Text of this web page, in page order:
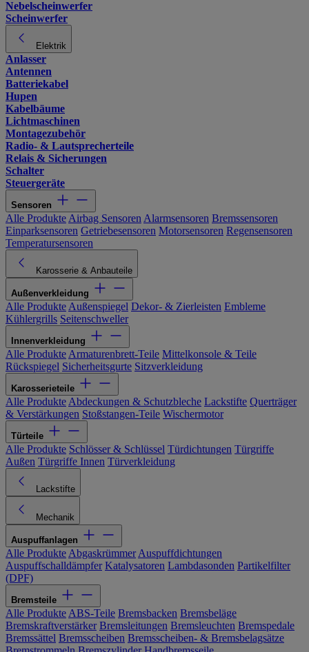
Nebelscheinwerfer
Scheinwerfer
Elektrik
Anlasser
Antennen
Batteriekabel
Hupen
Kabelbäume
Lichtmaschinen
Montagezubehör
Radio- & Lautsprecherteile
Relais & Sicherungen
Schalter
Steuergeräte
Sensoren
Alle Produkte Airbag Sensoren Alarmsensoren Bremssensoren
Einparksensoren Getriebesensoren Motorsensoren Regensensoren
Temperatursensoren
Karosserie & Anbauteile
Außenverkleidung
Alle Produkte Außenspiegel Dekor- & Zierleisten Embleme
Kühlergrills Seitenschweller
Innenverkleidung
Alle Produkte Armaturenbrett-Teile Mittelkonsole & Teile
Rückspiegel Sicherheitsgurte Sitzverkleidung
Karosserieteile
Alle Produkte Abdeckungen & Schutzbleche Lackstifte Querträger
& Verstärkungen Stoßstangen-Teile Wischermotor
Türteile
Alle Produkte Schlösser & Schlüssel Türdichtungen Türgriffe
Außen Türgriffe Innen Türverkleidung
Lackstifte
Mechanik
Auspuffanlagen
Alle Produkte Abgaskrümmer Auspuffdichtungen
Auspuffschalldämpfer Katalysatoren Lambdasonden Partikelfilter
(DPF)
Bremsteile
Alle Produkte ABS-Teile Bremsbacken Bremsbeläge
Bremskraftverstärker Bremsleitungen Bremsleuchten Bremspedale
Bremssättel Bremsscheiben Bremsscheiben- & Bremsbelagsätze